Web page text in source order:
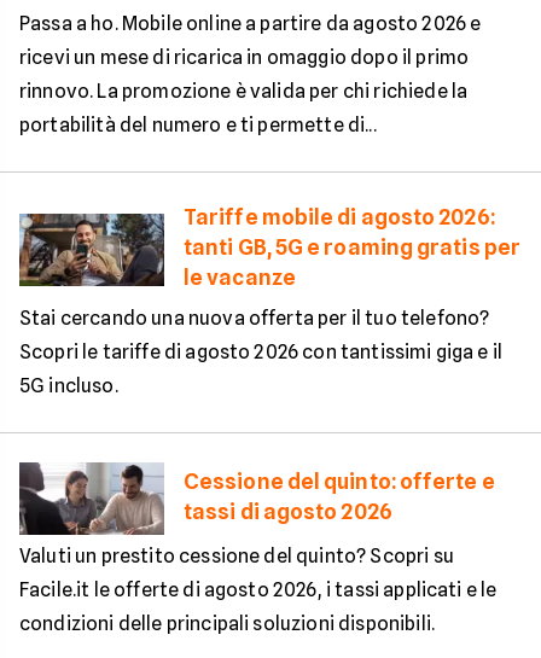
Passa a ho. Mobile online a partire da agosto 2026 e
ricevi un mese di ricarica in omaggio dopo il primo
rinnovo. La promozione è valida per chi richiede la
portabilità del numero e ti permette di...
Tariffe mobile di agosto 2026:
tanti GB, 5G e roaming gratis per
le vacanze
Stai cercando una nuova offerta per il tuo telefono?
Scopri le tariffe di agosto 2026 con tantissimi giga e il
5G incluso.
Cessione del quinto: offerte e
tassi di agosto 2026
Valuti un prestito cessione del quinto? Scopri su
Facile.it le offerte di agosto 2026, i tassi applicati e le
condizioni delle principali soluzioni disponibili.